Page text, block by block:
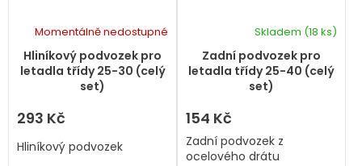
Hliníkový podvozek pro
letadla třídy 25-30 (celý
set)
Momentálně nedostupné
293 Kč
Hliníkový podvozek
Zadní podvozek pro
letadla třídy 25-40 (celý
set)
Skladem (18 ks)
154 Kč
Zadní podvozek z
ocelového drátu